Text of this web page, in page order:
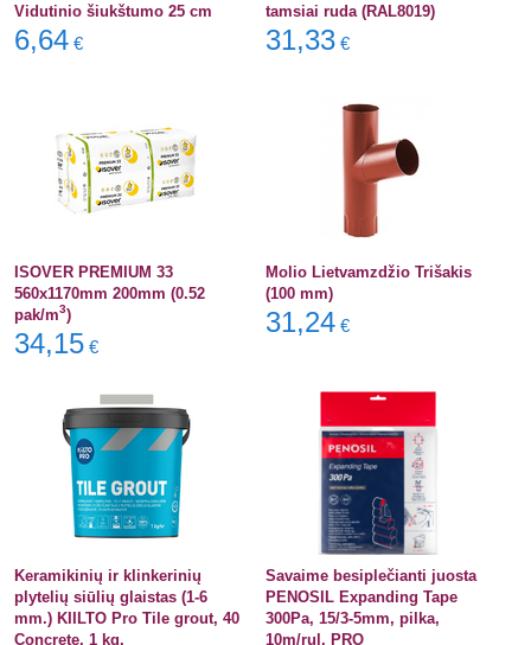
Vidutinio šiukštumo 25 cm
6,64 €
tamsiai ruda (RAL8019)
31,33 €
ISOVER PREMIUM 33
560x1170mm 200mm (0.52
pak/m3)
34,15 €
Molio Lietvamzdžio Trišakis
(100 mm)
31,24 €
Keramikinių ir klinkerinių
plytelių siūlių glaistas (1-6
mm.) KIILTO Pro Tile grout, 40
Concrete, 1 kg.
Savaime besiplečianti juosta
PENOSIL Expanding Tape
300Pa, 15/3-5mm, pilka,
10m/rul, PRO